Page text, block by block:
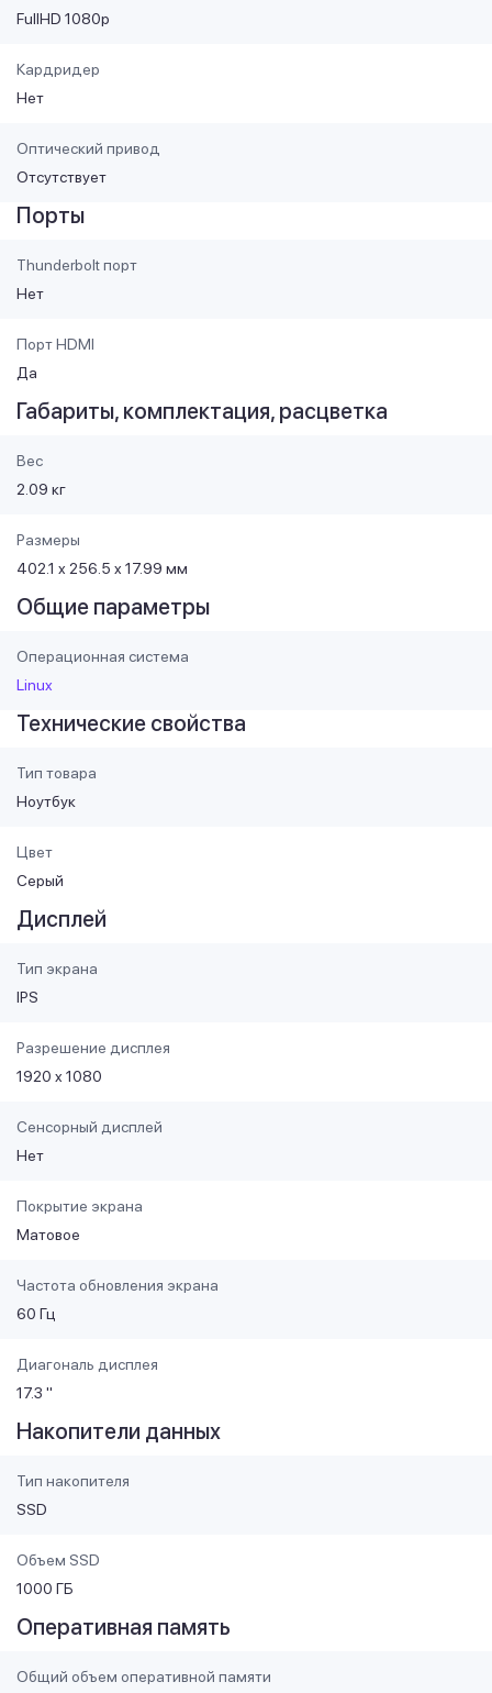
FullHD 1080p
Кардридер
Нет
Оптический привод
Отсутствует
Порты
Thunderbolt порт
Нет
Порт HDMI
Да
Габариты, комплектация, расцветка
Вес
2.09 кг
Размеры
402.1 x 256.5 x 17.99 мм
Общие параметры
Операционная система
Linux
Технические свойства
Тип товара
Ноутбук
Цвет
Серый
Дисплей
Тип экрана
IPS
Разрешение дисплея
1920 x 1080
Сенсорный дисплей
Нет
Покрытие экрана
Матовое
Частота обновления экрана
60 Гц
Диагональ дисплея
17.3 "
Накопители данных
Тип накопителя
SSD
Объем SSD
1000 ГБ
Оперативная память
Общий объем оперативной памяти